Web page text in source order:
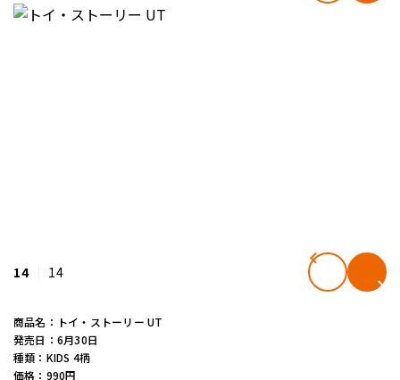
14 14
商品名：トイ・ストーリー UT
発売日：6月30日
種類：KIDS 4柄
価格：990円